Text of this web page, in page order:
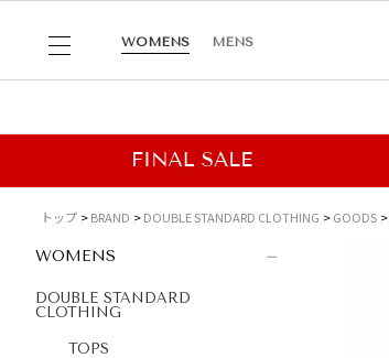
WOMENS MENS
トップ BRAND DOUBLE STANDARD CLOTHING GOODS
WOMENS
DOUBLE STANDARD
CLOTHING
TOPS